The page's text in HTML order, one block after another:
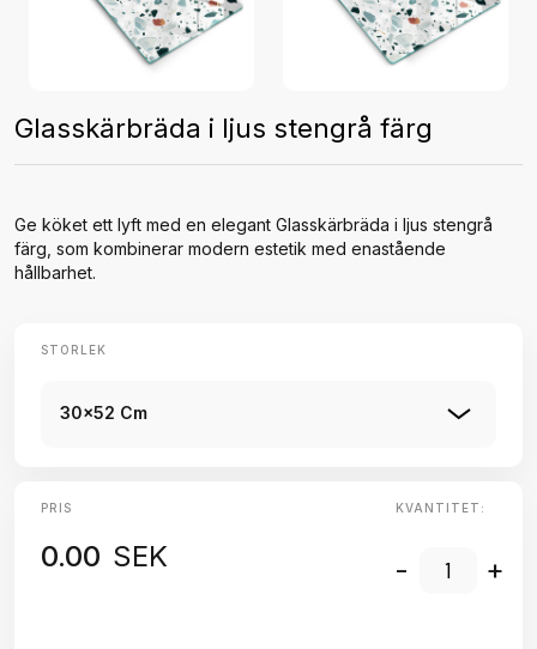
Glasskärbräda i ljus stengrå färg
Ge köket ett lyft med en elegant Glasskärbräda i ljus stengrå
färg, som kombinerar modern estetik med enastående
hållbarhet.
STORLEK
30x52 Cm
PRIS
0.00 SEK
KVANTITET:
- +